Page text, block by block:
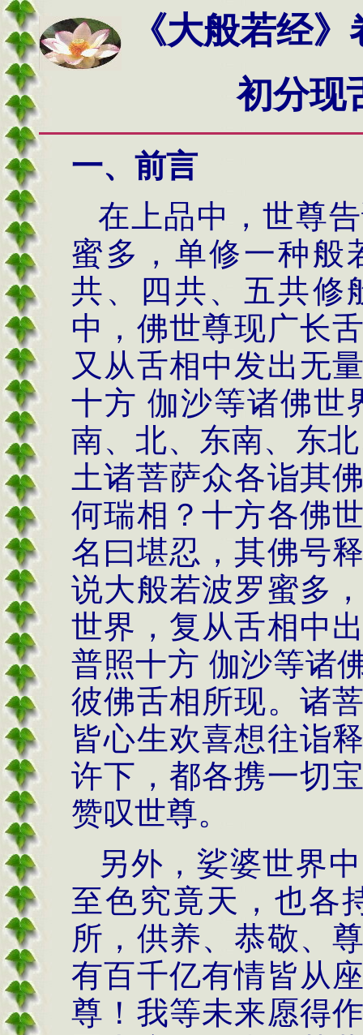
《大般若经》
初分现
一、前言
在上品中，世尊
蜜多，单修一种般
共、四共、五共修
中，佛世尊现广长
又从舌相中发出无
十方 伽沙等诸佛世
南、北、东南、东
土诸菩萨众各诣其
何瑞相？十方各佛
名曰堪忍，其佛号
说大般若波罗蜜多
世界，复从舌相中
普照十方 伽沙等诸
彼佛舌相所现。诸
皆心生欢喜想往诣
许下，都各携一切
赞叹世尊。
另外，娑婆世界
至色究竟天，也各
所，供养、恭敬、
有百千亿有情皆从
尊！我等未来愿得